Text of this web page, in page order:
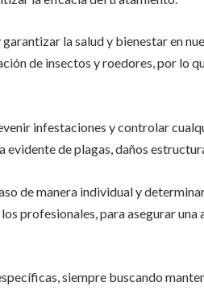
la salud y bienestar en
de insectos y roedores, por lo
infestaciones y controlar
de plagas, daños
de manera individual y
profesionales, para asegurar una
siempre buscando